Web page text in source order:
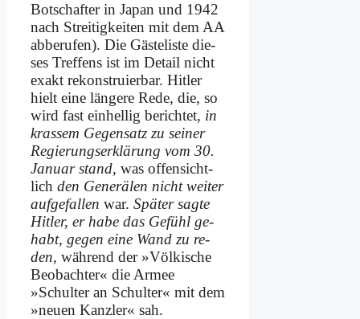
Bot­schaf­ter in Ja­pan und 1942
nach Strei­tig­kei­ten mit dem AA
ab­be­ru­fen). Die Gä­ste­li­ste die­
ses Tref­fens ist im De­tail nicht
ex­akt re­kon­stru­ier­bar. Hit­ler
hielt ei­ne län­ge­re Re­de, die, so
wird fast ein­hel­lig be­rich­tet, in
kras­sem Ge­gen­satz zu sei­ner
Re­gie­rungs­er­klä­rung vom 30.
Ja­nu­ar stand, was of­fen­sicht­
lich den Ge­ne­rä­len nicht wei­ter
auf­ge­fal­len war. Spä­ter sag­te
Hit­ler, er ha­be das Ge­fühl ge­
habt, ge­gen ei­ne Wand zu re­
den, wäh­rend der »Völ­ki­sche
Be­ob­ach­ter« die Ar­mee
»Schul­ter an Schul­ter« mit dem
»neu­en Kanz­ler« sah.